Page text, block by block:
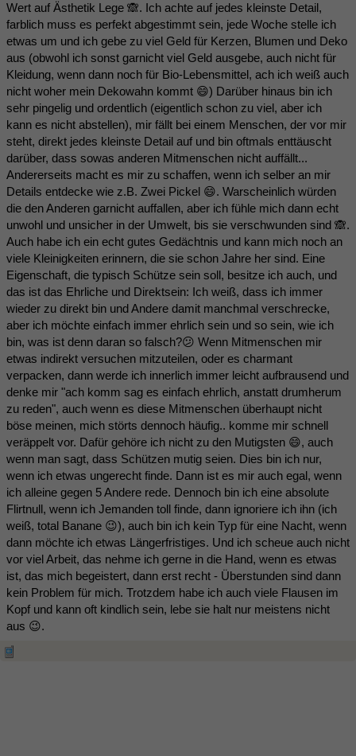
Wert auf Ästhetik Lege 🙈. Ich achte auf jedes kleinste Detail,
farblich muss es perfekt abgestimmt sein, jede Woche stelle ich
etwas um und ich gebe zu viel Geld für Kerzen, Blumen und Deko
aus (obwohl ich sonst garnicht viel Geld ausgebe, auch nicht für
Kleidung, wenn dann noch für Bio-Lebensmittel, ach ich weiß auch
nicht woher mein Dekowahn kommt 😄) Darüber hinaus bin ich
sehr pingelig und ordentlich (eigentlich schon zu viel, aber ich
kann es nicht abstellen), mir fällt bei einem Menschen, der vor mir
steht, direkt jedes kleinste Detail auf und bin oftmals enttäuscht
darüber, dass sowas anderen Mitmenschen nicht auffällt...
Andererseits macht es mir zu schaffen, wenn ich selber an mir
Details entdecke wie z.B. Zwei Pickel 😄. Warscheinlich würden
die den Anderen garnicht auffallen, aber ich fühle mich dann echt
unwohl und unsicher in der Umwelt, bis sie verschwunden sind 🙈.
Auch habe ich ein echt gutes Gedächtnis und kann mich noch an
viele Kleinigkeiten erinnern, die sie schon Jahre her sind. Eine
Eigenschaft, die typisch Schütze sein soll, besitze ich auch, und
das ist das Ehrliche und Direktsein: Ich weiß, dass ich immer
wieder zu direkt bin und Andere damit manchmal verschrecke,
aber ich möchte einfach immer ehrlich sein und so sein, wie ich
bin, was ist denn daran so falsch?😕 Wenn Mitmenschen mir
etwas indirekt versuchen mitzuteilen, oder es charmant
verpacken, dann werde ich innerlich immer leicht aufbrausend und
denke mir "ach komm sag es einfach ehrlich, anstatt drumherum
zu reden", auch wenn es diese Mitmenschen überhaupt nicht
böse meinen, mich störts dennoch häufig.. komme mir schnell
veräppelt vor. Dafür gehöre ich nicht zu den Mutigsten 😄, auch
wenn man sagt, dass Schützen mutig seien. Dies bin ich nur,
wenn ich etwas ungerecht finde. Dann ist es mir auch egal, wenn
ich alleine gegen 5 Andere rede. Dennoch bin ich eine absolute
Flirtnull, wenn ich Jemanden toll finde, dann ignoriere ich ihn (ich
weiß, total Banane 😉), auch bin ich kein Typ für eine Nacht, wenn
dann möchte ich etwas Längerfristiges. Und ich scheue auch nicht
vor viel Arbeit, das nehme ich gerne in die Hand, wenn es etwas
ist, das mich begeistert, dann erst recht - Überstunden sind dann
kein Problem für mich. Trotzdem habe ich auch viele Flausen im
Kopf und kann oft kindlich sein, lebe sie halt nur meistens nicht
aus 😉.